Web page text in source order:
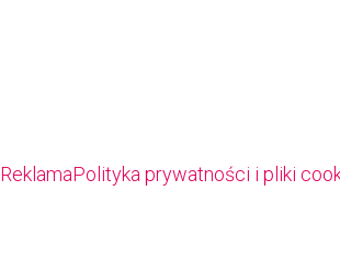
ReklamaPolityka prywatności i pliki